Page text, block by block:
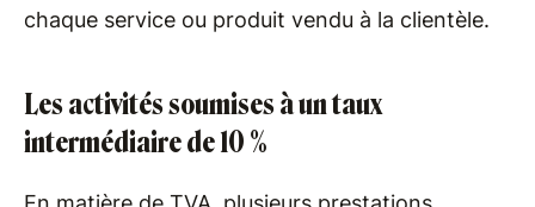
chaque service ou produit vendu à la clientèle.
Les activités soumises à un taux
intermédiaire de 10 %